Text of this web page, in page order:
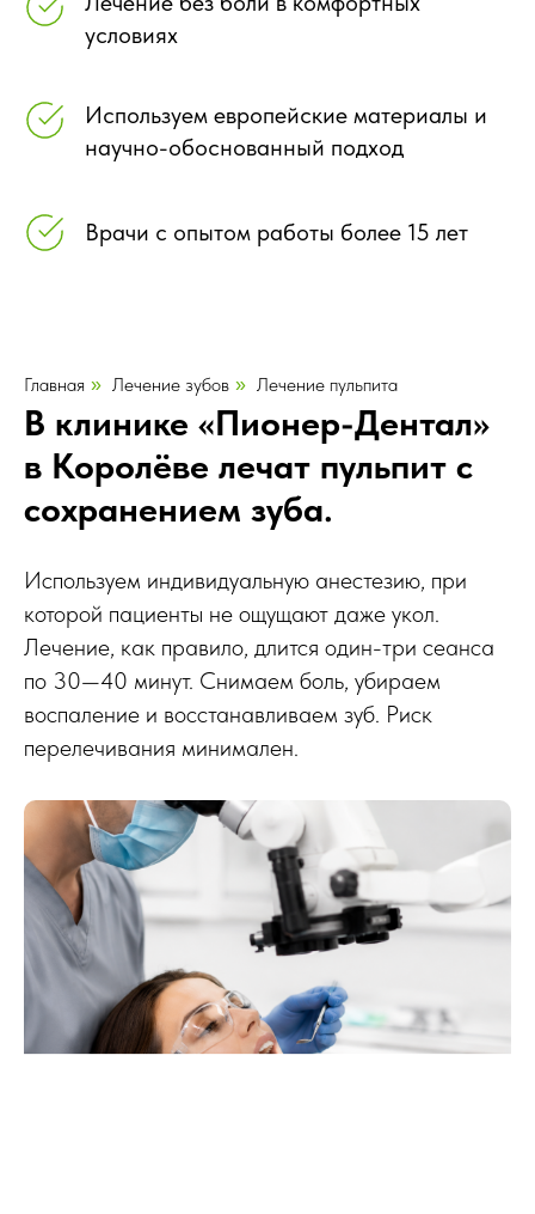
условиях
Используем европейские материалы и
научно-обоснованный подход
Врачи с опытом работы более 15 лет
Главная » Лечение зубов » Лечение пульпита
В клинике «Пионер-Дентал»
в Королёве лечат пульпит с
сохранением зуба.
Используем индивидуальную анестезию, при
которой пациенты не ощущают даже укол.
Лечение, как правило, длится один-три сеанса
по 30—40 минут. Снимаем боль, убираем
воспаление и восстанавливаем зуб. Риск
перелечивания минимален.